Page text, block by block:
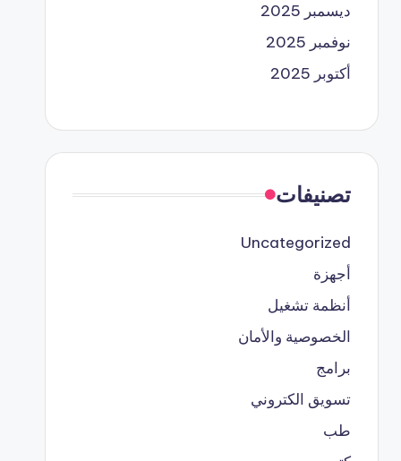
ديسمبر 2025
نوفمبر 2025
أكتوبر 2025
تصنيفات
Uncategorized
أجهزة
أنظمة تشغيل
الخصوصية والأمان
برامج
تسويق الكتروني
طب